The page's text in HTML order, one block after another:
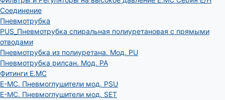
Соединение
Пневмотрубка
PUS_Пневмотрубка спиральная полиуретановая с прямыми
отводами
Пневмотрубка из полиуретана. Мод. РU
Пневмотрубка рилсан. Мод. PA
Фитинги E.MC
E-MC. Пневмоглушители мод. PSU
E-MC. Пневмоглушители мод. SET